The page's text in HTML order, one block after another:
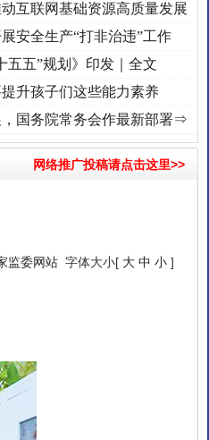
命 奋进复兴征程丨“转折之城”激荡..
互联网基础资源高质量发展
安全生产“打非治违”工作
五五”规划》印发｜全文
升孩子们这些能力素养
国务院常务会作最新部署⇒
网络推广投稿请点击这里>>
监委网站 字体大小[ 大 中 小 ]